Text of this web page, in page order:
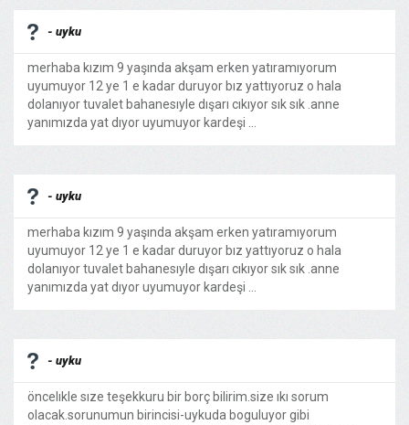
- uyku
merhaba kızım 9 yaşında akşam erken yatıramıyorum
uyumuyor 12 ye 1 e kadar duruyor bız yattıyoruz o hala
dolanıyor tuvalet bahanesıyle dışarı cıkıyor sık sık .anne
yanımızda yat dıyor uyumuyor kardeşi ...
- uyku
merhaba kızım 9 yaşında akşam erken yatıramıyorum
uyumuyor 12 ye 1 e kadar duruyor bız yattıyoruz o hala
dolanıyor tuvalet bahanesıyle dışarı cıkıyor sık sık .anne
yanımızda yat dıyor uyumuyor kardeşi ...
- uyku
öncelıkle sıze teşekkuru bir borç bilirim.size ıkı sorum
olacak.sorunumun birincisi-uykuda boguluyor gibi